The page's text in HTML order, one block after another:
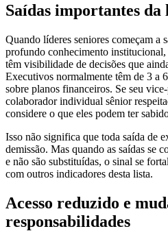
Saídas importantes da
Quando líderes seniores começam a
profundo conhecimento
têm visibilidade de decisões que
Executivos normalmente têm de 3 a
sobre planos financeiros. Se seu
colaborador individual sênior
considere o que eles podem ter
Isso não significa que toda saída de
demissão. Mas quando as saídas se
e não são substituídas, o sinal se
com outros indicadores desta lista.
Acesso reduzido e
responsabilidades